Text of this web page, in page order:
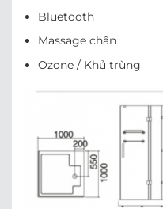
Bluetooth
Massage chân
Ozone / Khủ trùng